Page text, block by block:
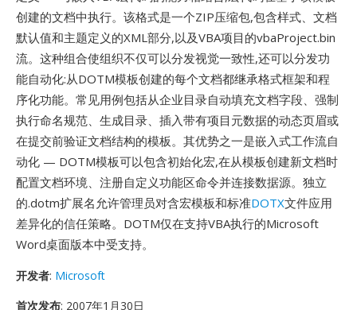
创建的文档中执行。该格式是一个ZIP压缩包,包含样式、文档
默认值和主题定义的XML部分,以及VBA项目的vbaProject.bin
流。这种组合使组织不仅可以分发视觉一致性,还可以分发功
能自动化:从DOTM模板创建的每个文档都继承格式框架和程
序化功能。常见用例包括从企业目录自动填充文档字段、强制
执行命名规范、生成目录、插入带有项目元数据的动态页眉或
在提交前验证文档结构的模板。其优势之一是嵌入式工作流自
动化 — DOTM模板可以包含初始化宏,在从模板创建新文档时
配置文档环境、注册自定义功能区命令并连接数据源。独立
的.dotm扩展名允许管理员对含宏模板和标准DOTX文件应用
差异化的信任策略。DOTM仅在支持VBA执行的Microsoft
Word桌面版本中受支持。
开发者: Microsoft
首次发布: 2007年1月30日